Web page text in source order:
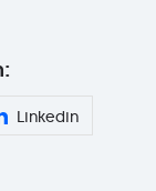
Linkedin